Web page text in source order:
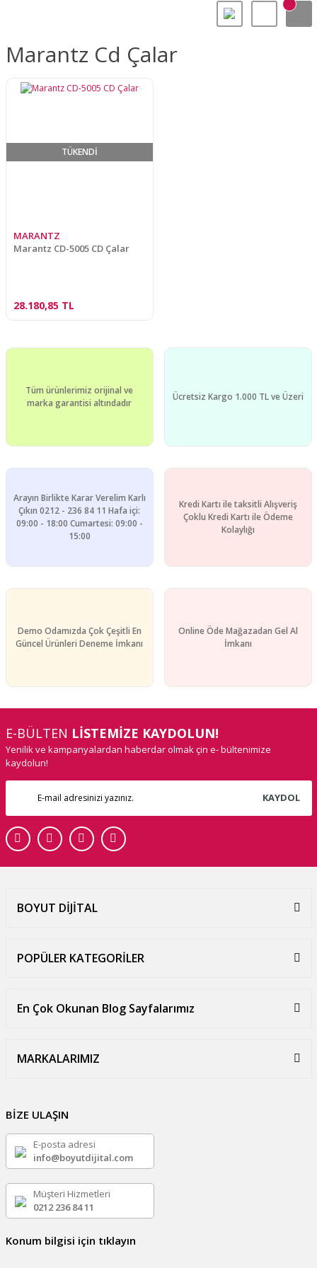
Marantz Cd Çalar
TÜKENDİ
MARANTZ
Marantz CD-5005 CD Çalar
28.180,85 TL
Tüm ürünlerimiz orijinal ve
marka garantisi altındadır
Ücretsiz Kargo 1.000 TL ve Üzeri
Arayın Birlikte Karar Verelim Karlı
Çıkın 0212 - 236 84 11 Hafa içi:
09:00 - 18:00 Cumartesi: 09:00 -
15:00
Kredi Kartı ile taksitli Alışveriş
Çoklu Kredi Kartı ile Ödeme
Kolaylığı
Demo Odamızda Çok Çeşitli En
Güncel Ürünleri Deneme İmkanı
Online Öde Mağazadan Gel Al
İmkanı
E-BÜLTEN LİSTEMİZE KAYDOLUN!
Yenilik ve kampanyalardan haberdar olmak çin e- bültenimize
kaydolun!
KAYDOL
BOYUT DİJİTAL
POPÜLER KATEGORİLER
En Çok Okunan Blog Sayfalarımız
MARKALARIMIZ
BİZE ULAŞIN
E-posta adresi
info@boyutdijital.com
Müşteri Hizmetleri
0212 236 84 11
Konum bilgisi için tıklayın